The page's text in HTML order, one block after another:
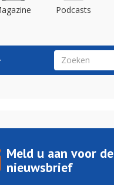
Podcasts
ZOEKVELD
Meld u aan voor de
nieuwsbrief